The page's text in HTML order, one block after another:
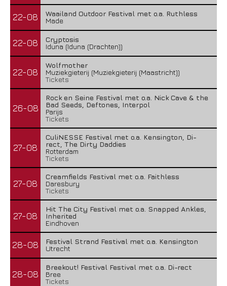
22-08
Waailand Outdoor Festival met o.a. Ruthless
Made
22-08
Cryptosis
Iduna (Iduna (Drachten))
22-08
Wolfmother
Muziekgieterij (Muziekgieterij (Maastricht))
Tickets
26-08
Rock en Seine Festival met o.a. Nick Cave & the
Bad Seeds, Deftones, Interpol
Parijs
Tickets
27-08
CuliNESSE Festival met o.a. Kensington, Di-
rect, The Dirty Daddies
Rotterdam
Tickets
27-08
Creamfields Festival met o.a. Faithless
Daresbury
Tickets
27-08
Hit The City Festival met o.a. Snapped Ankles,
Inherited
Eindhoven
28-08
Festival Strand Festival met o.a. Kensington
Utrecht
28-08
Breekout! Festival Festival met o.a. Di-rect
Bree
Tickets